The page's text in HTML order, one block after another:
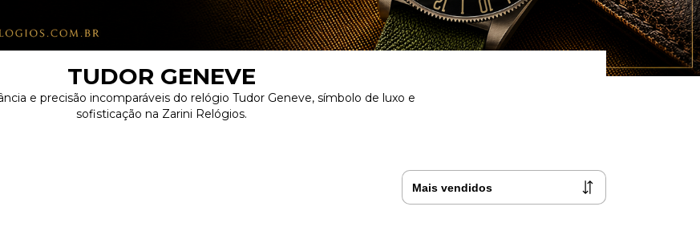
TUDOR GENEVE
e precisão incomparáveis do relógio Tudor Geneve, símbolo de luxo e
sofisticação na Zarini Relógios.